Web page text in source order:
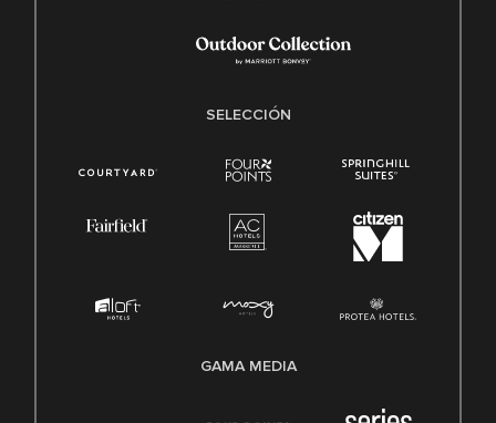
SELECCIÓN
GAMA MEDIA